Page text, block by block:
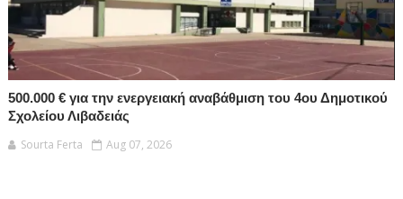
500.000 € για την ενεργειακή αναβάθμιση του 4ου Δημοτικού
Σχολείου Λιβαδειάς
Sourta Ferta
Aug 07, 2026